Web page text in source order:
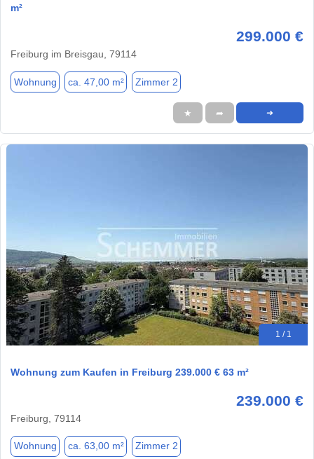
m²
299.000 €
Freiburg im Breisgau, 79114
Wohnung ca. 47,00 m² Zimmer 2
★ ➦ ➜
1 / 1
Wohnung zum Kaufen in Freiburg 239.000 € 63 m²
239.000 €
Freiburg, 79114
Wohnung ca. 63,00 m² Zimmer 2